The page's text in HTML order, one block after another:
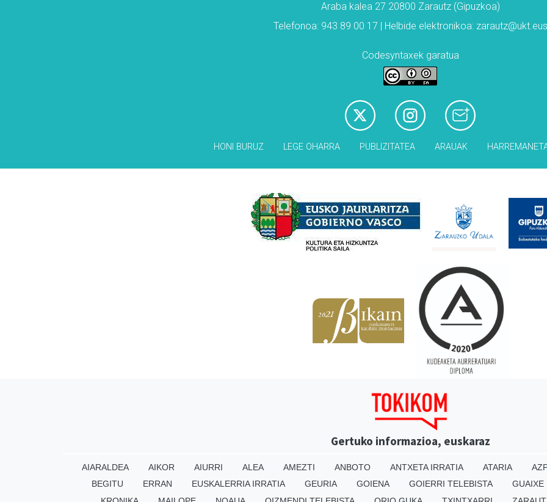
Araba kalea 27 20800 Zarautz (Gipuzkoa)
Telefonoa: 943 89 00 17 | Helbide elektronikoa: zarautz@ukt.eus
Codesyntaxek garatua
HONI BURUZ LEGE OHARRA PUBLIZITATEA ARAUAK
Gertuko informazioa, euskaraz
AIARALDEA AIKOR AIURRI ALEA AMEZTI ANBOTO ANTXETA IRRATIA ATARIA
BEGITU
ERRAN EUSKALERRIA IRRATIA GEURIA GOIENA GOIERRI TELEBISTA
GUAIXE